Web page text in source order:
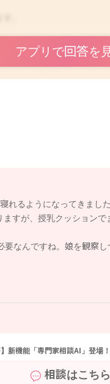
い証拠でしょうか？
に泣いているということ
起きてしまった時には足
膝の裏にも巻いたバスタ
てみてください。
寝かせてあげるよりもも
アプリで回答を
れるようになってきました
すが、授乳クッション
なんですね。娘を観察し
新機能「専門家相談AI」登場
相談はこちら